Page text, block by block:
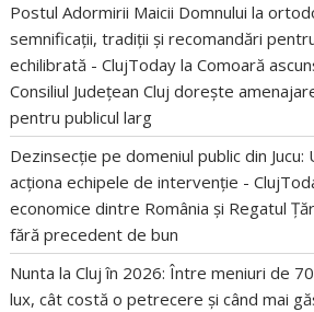
Postul Adormirii Maicii Domnului la
semnificații, tradiții și recomandări
echilibrată - ClujToday laComoară
Consiliul Județean Cluj dorește
pentru publicul larg
Dezinsecție pe domeniul public din Jucu:
acționa echipele de intervenție -
economice dintre România și Regatul
fără precedent de bun
Nunta la Cluj în 2026: Între meniuri de
lux, cât costă o petrecere și când mai